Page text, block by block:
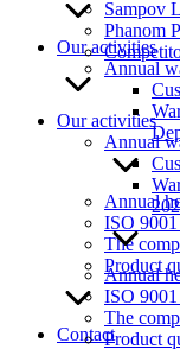
Sampov
Phanom
Our activities
Annual
Annual
ISO
The
Product
Our activities
Annual
Annual
ISO
The
Product
Contact